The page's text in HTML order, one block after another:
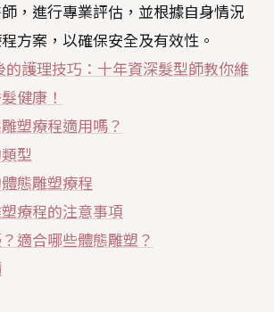
，進行專業評估，並根據自身情況
方案，以確保安全及有效性。
的護理技巧：十年資深髮型師教你維
健康！
塑療程適用嗎？
型
態雕塑療程
療程的注意事項
適合哪些體態雕塑？